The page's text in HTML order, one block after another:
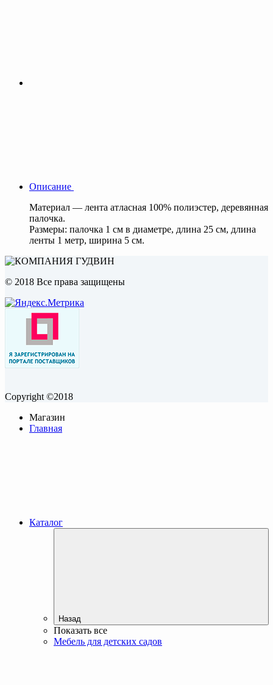
Описание
Материал — лента атласная 100% полиэстер, деревянная
палочка.
Размеры: палочка 1 см в диаметре, длина 25 см, длина
ленты 1 метр, ширина 5 см.
© 2018 Все права защищены
Copyright ©2018
Магазин
Главная
Каталог
Назад
Показать все
Мебель для детских садов